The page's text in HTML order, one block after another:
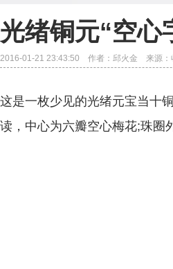
光绪铜元“空心
2016-01-21 23:43:50 作者：邱火金 来源
这是一枚少见的光绪元宝当十
读，中心为六瓣空心梅花;珠圈